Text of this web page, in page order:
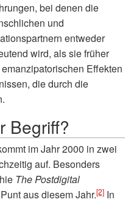
bei denen die
und
entweder
wird, als sie früher
Effekten
die durch die
Begriff?
im Jahr 2000 in zwei
auf. Besonders
The Postdigital
aus diesem Jahr.[2] In